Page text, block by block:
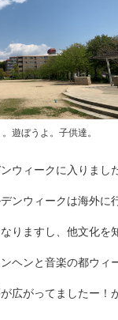
遊ぼうよ。子供達。
ウィークに入りまし
ンウィークは海外に
りますし、他文化を
ヘンと音楽の都ウィ
広がってましたー！